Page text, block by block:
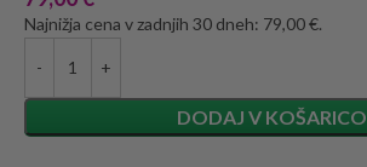
Najnižja cena v zadnjih 30 dneh: 79,00 €.
DODAJ V KOŠARICO